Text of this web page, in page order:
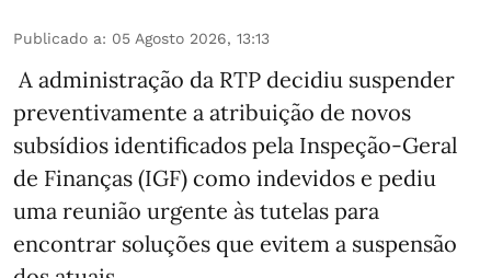
Publicado a: 05 Agosto 2026, 13:13
A administração da RTP decidiu suspender
preventivamente a atribuição de novos
subsídios identificados pela Inspeção-Geral
de Finanças (IGF) como indevidos e pediu
uma reunião urgente às tutelas para
encontrar soluções que evitem a suspensão